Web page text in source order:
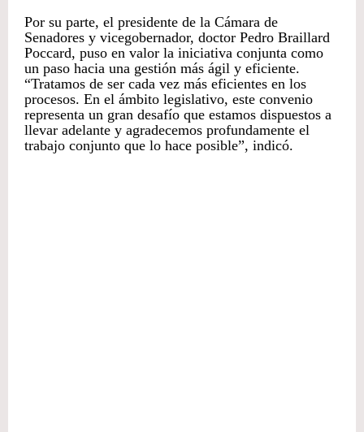
Por su parte, el presidente de la Cámara de
Senadores y vicegobernador, doctor Pedro Braillard
Poccard, puso en valor la iniciativa conjunta como
un paso hacia una gestión más ágil y eficiente.
“Tratamos de ser cada vez más eficientes en los
procesos. En el ámbito legislativo, este convenio
representa un gran desafío que estamos dispuestos a
llevar adelante y agradecemos profundamente el
trabajo conjunto que lo hace posible”, indicó.